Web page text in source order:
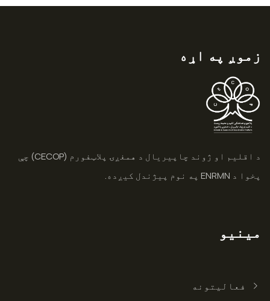
زموږ په اړه
د اقلیم او ژوند چاپیریال د همغږۍ پلاټفورم (CECOP) چې
پخوا د ENRMN په نوم پیژندل کیږده.
مینیو
فعالیتونه